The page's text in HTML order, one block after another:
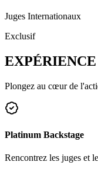
Juges Internationaux
Exclusif
EXPÉRIENCE
Plongez au cœur de
Platinum Backstage
Rencontrez les juges et